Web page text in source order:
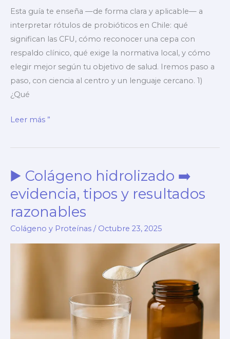
Esta guía te enseña —de forma clara y aplicable— a
interpretar rótulos de probióticos en Chile: qué
significan las CFU, cómo reconocer una cepa con
respaldo clínico, qué exige la normativa local, y cómo
elegir mejor según tu objetivo de salud. Iremos paso a
paso, con ciencia al centro y un lenguaje cercano. 1)
¿Qué
▶️
➡️
leer
y
etiquetas
en
Leer más ”
▶️ Colágeno hidrolizado ➡️
evidencia, tipos y resultados
razonables
Colágeno y Proteínas / Octubre 23, 2025